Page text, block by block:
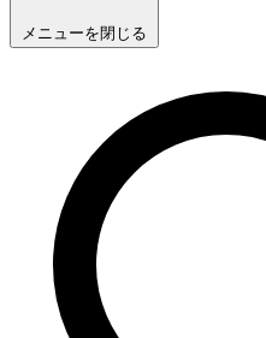
メニューを閉じる